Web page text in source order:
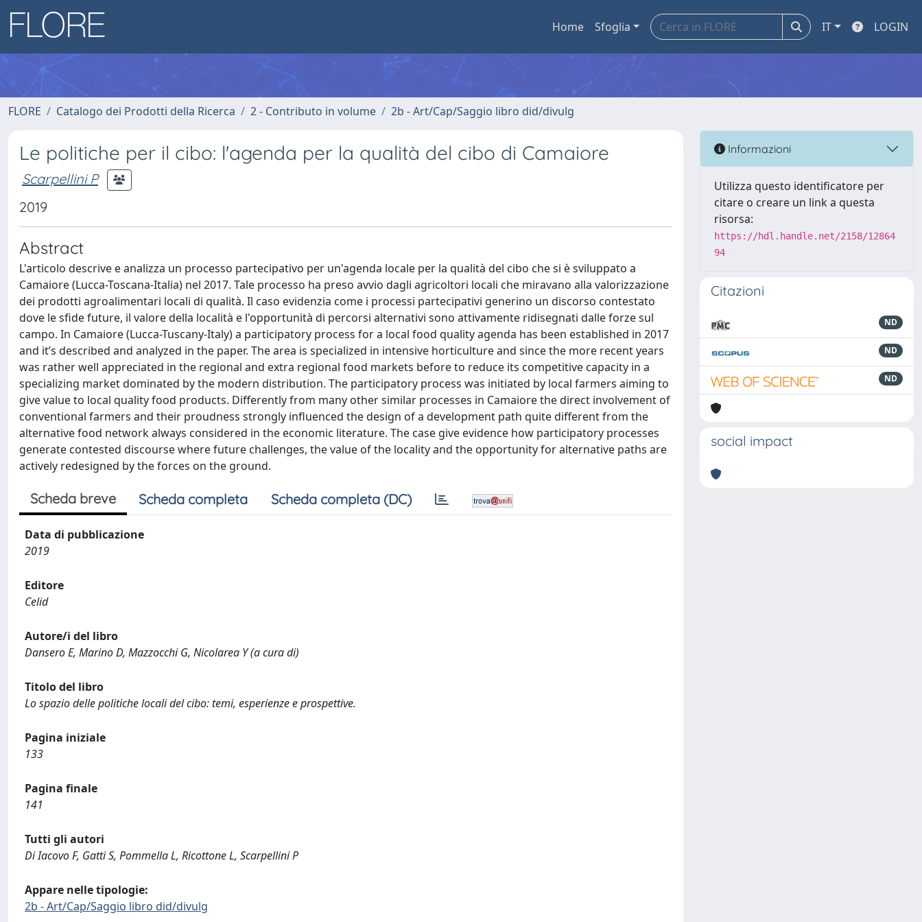
Home Sfoglia IT LOGIN
FLORE Catalogo dei Prodotti della Ricerca 2 - Contributo in volume 2b - Art/Cap/Saggio libro did/divulg
Le politiche per il cibo: l'agenda per la qualità del cibo di Camaiore
Scarpellini P
2019
Abstract
L'articolo descrive e analizza un processo partecipativo per un'agenda locale per la qualità del cibo che si è sviluppato a
Camaiore (Lucca-Toscana-Italia) nel 2017. Tale processo ha preso avvio dagli agricoltori locali che miravano alla valorizzazione
dei prodotti agroalimentari locali di qualità. Il caso evidenzia come i processi partecipativi generino un discorso contestato
dove le sfide future, il valore della località e l'opportunità di percorsi alternativi sono attivamente ridisegnati dalle forze sul
campo. In Camaiore (Lucca-Tuscany-Italy) a participatory process for a local food quality agenda has been established in 2017
and it’s described and analyzed in the paper. The area is specialized in intensive horticulture and since the more recent years
was rather well appreciated in the regional and extra regional food markets before to reduce its competitive capacity in a
specializing market dominated by the modern distribution. The participatory process was initiated by local farmers aiming to
give value to local quality food products. Differently from many other similar processes in Camaiore the direct involvement of
conventional farmers and their proudness strongly influenced the design of a development path quite different from the
alternative food network always considered in the economic literature. The case give evidence how participatory processes
generate contested discourse where future challenges, the value of the locality and the opportunity for alternative paths are
actively redesigned by the forces on the ground.
Scheda breve Scheda completa Scheda completa (DC)
Data di pubblicazione
2019
Editore
Celid
Autore/i del libro
Dansero E, Marino D, Mazzocchi G, Nicolarea Y (a cura di)
Titolo del libro
Lo spazio delle politiche locali del cibo: temi, esperienze e prospettive.
Pagina iniziale
133
Pagina finale
141
Tutti gli autori
Di Iacovo F, Gatti S, Pommella L, Ricottone L, Scarpellini P
Appare nelle tipologie:
2b - Art/Cap/Saggio libro did/divulg
Informazioni
Utilizza questo identificatore per
citare o creare un link a questa
risorsa:
https://hdl.handle.net/2158/12864
94
Citazioni
ND
ND
ND
social impact